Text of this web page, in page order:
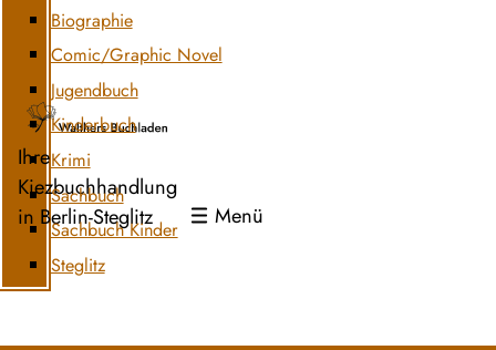
Ihre
Kiezbuchhandlung
in Berlin-Steglitz
Menü
Biographie
Comic/Graphic Novel
Jugendbuch
Kinderbuch
Krimi
Sachbuch
Sachbuch Kinder
Steglitz